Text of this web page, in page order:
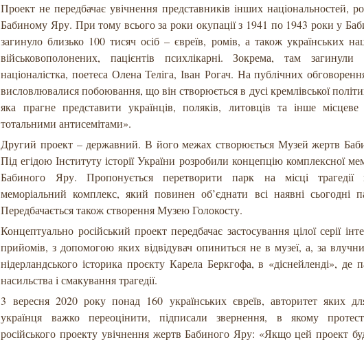
Проект не передбачає увічнення представників інших національностей,
Бабиному Яру. При тому всього за роки окупації з 1941 по 1943 роки у
загинуло близько 100 тисяч осіб – євреїв, ромів, а також українських
військовополонених, пацієнтів психлікарні. Зокрема, там загинули
націоналістка, поетеса Олена Теліга, Іван Рогач. На публічних
висловлювалися побоювання, що він створюється в дусі кремлівської
яка прагне представити українців, поляків, литовців та інше місцеве
тотальними антисемітами».
Другий проект – державний. В його межах створюється Музей жертв
Під егідою Інституту історії України розробили концепцію комплексної
Бабиного Яру. Пропонується перетворити парк на місці
меморіальний комплекс, який повинен об’єднати всі наявні сьогодні
Передбачається також створення Музею Голокосту.
Концептуально російський проект передбачає застосування цілої серії
прийомів, з допомогою яких відвідувач опиниться не в музеї, а, за
нідерландського історика проєкту Карела Беркгофа, в «діснейленді», де
насильства і смакування трагедії.
3 вересня 2020 року понад 160 українських євреїв, авторитет яких
українця важко переоцінити, підписали звернення, в якому
російського проекту увічнення жертв Бабиного Яру: «Якщо цей проект